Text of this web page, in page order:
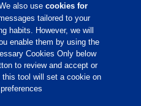
שירות לקוחות
תנאי שימוש
הצהרת נגישות
Cookies Settings
also usecookies for
tailored to your
habits. However, we will
enable them by using the
Cookies Only below
to review and accept or
tool will set a cookie on